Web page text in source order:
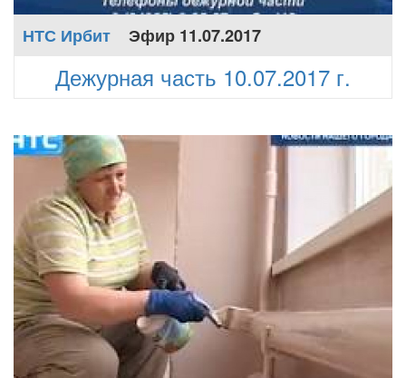
НТС Ирбит Эфир 11.07.2017
Дежурная часть 10.07.2017 г.